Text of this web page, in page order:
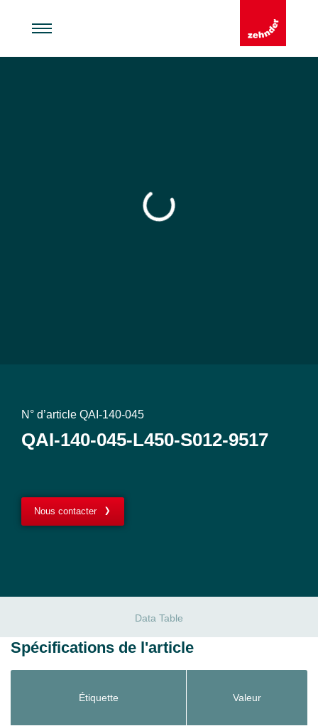
N° d’article QAI-140-045
QAI-140-045-L450-S012-9517
Nous contacter
Data Table
Spécifications de l'article
Étiquette Valeur